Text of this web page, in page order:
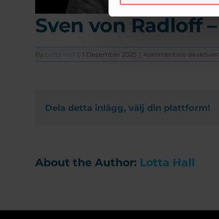
Sven von Radloff
By Lotta Hall 1 Dezember 2025 Kommentare
Dela detta inlägg, välj din plattform!
About the Author: Lotta Hall